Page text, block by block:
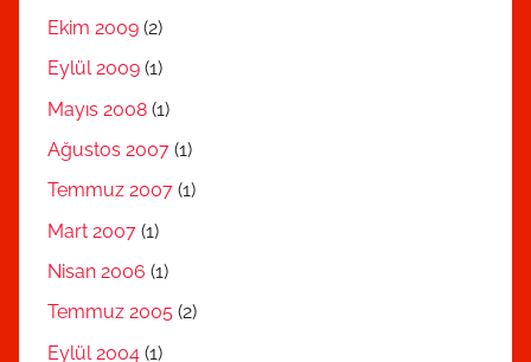
Ekim 2009 (2)
Eylül 2009 (1)
Mayıs 2008 (1)
Ağustos 2007 (1)
Temmuz 2007 (1)
Mart 2007 (1)
Nisan 2006 (1)
Temmuz 2005 (2)
Eylül 2004 (1)